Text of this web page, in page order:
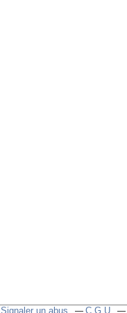
Signaler un abus C.G.U.